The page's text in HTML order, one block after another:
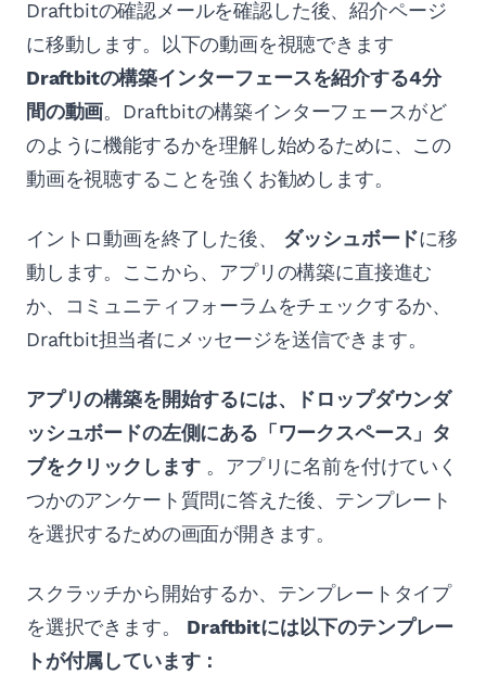
Draftbitの確認メールを確認した後、紹介ページ
に移動します。以下の動画を視聴できます
Draftbitの構築インターフェースを紹介する4分
間の動画。Draftbitの構築インターフェースがど
のように機能するかを理解し始めるために、この
動画を視聴することを強くお勧めします。
イントロ動画を終了した後、 ダッシュボードに移
動します。ここから、アプリの構築に直接進む
か、コミュニティフォーラムをチェックするか、
Draftbit担当者にメッセージを送信できます。
アプリの構築を開始するには、ドロップダウンダ
ッシュボードの左側にある「ワークスペース」タ
ブをクリックします。アプリに名前を付けていく
つかのアンケート質問に答えた後、テンプレート
を選択するための画面が開きます。
スクラッチから開始するか、テンプレートタイプ
を選択できます。 Draftbitには以下のテンプレー
トが付属しています：